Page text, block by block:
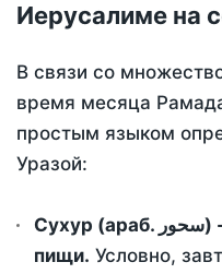
Иерусалиме на
В связи со
время месяца
простым языком
Уразой:
Сухур (араб. سحور) - это утренний прием
пищи. Условно,